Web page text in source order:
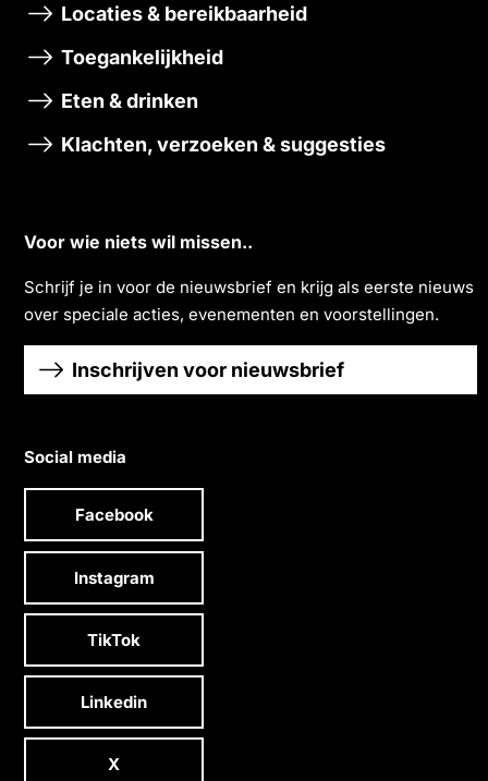
Locaties & bereikbaarheid
Toegankelijkheid
Eten & drinken
Klachten, verzoeken & suggesties
Voor wie niets wil missen..
Schrĳf je in voor de nieuwsbrief en krĳg als eerste nieuws
over speciale acties, evenementen en voorstellingen.
Inschrijven voor nieuwsbrief
Social media
Facebook
Instagram
TikTok
Linkedin
X